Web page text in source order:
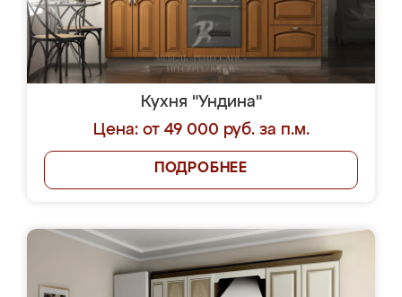
Кухня "Ундина"
Цена: от 49 000 руб. за п.м.
ПОДРОБНЕЕ